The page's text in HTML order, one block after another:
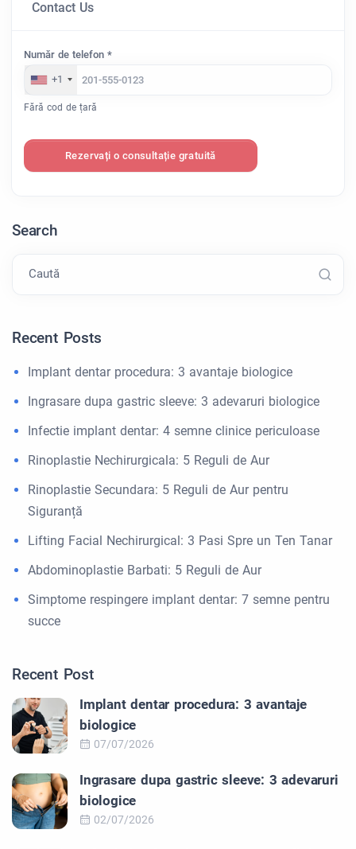
Contact Us
Număr de telefon *
+1
Fără cod de țară
Rezervați o consultație gratuită
Search
Caută
Recent Posts
Implant dentar procedura: 3 avantaje biologice
Ingrasare dupa gastric sleeve: 3 adevaruri biologice
Infectie implant dentar: 4 semne clinice periculoase
Rinoplastie Nechirurgicala: 5 Reguli de Aur
Rinoplastie Secundara: 5 Reguli de Aur pentru
Siguranță
Lifting Facial Nechirurgical: 3 Pasi Spre un Ten Tanar
Abdominoplastie Barbati: 5 Reguli de Aur
Simptome respingere implant dentar: 7 semne pentru
succe
Recent Post
Implant dentar procedura: 3 avantaje
biologice
07/07/2026
Ingrasare dupa gastric sleeve: 3 adevaruri
biologice
02/07/2026